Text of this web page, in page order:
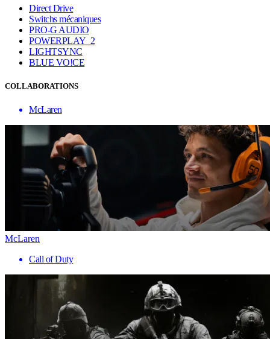
Direct Drive
Switchs mécaniques
PRO-G AUDIO
POWERPLAY 2
LIGHTSYNC
BLUE VO!CE
COLLABORATIONS
McLaren
McLaren
Call of Duty